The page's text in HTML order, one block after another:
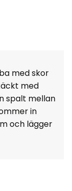
med skor
med
spalt mellan
in
och lägger